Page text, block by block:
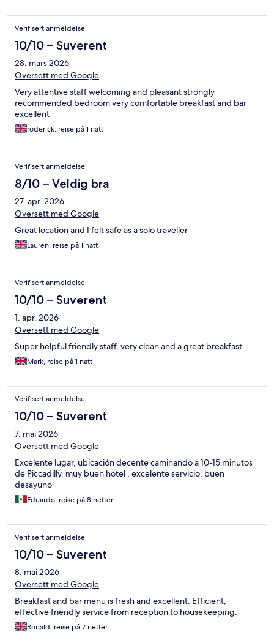
Verifisert anmeldelse
10/10 – Suverent
28. mars 2026
Oversett med Google
Very attentive staff welcoming and pleasant strongly
recommended bedroom very comfortable breakfast and bar
excellent
roderick, reise på 1 natt
Verifisert anmeldelse
8/10 – Veldig bra
27. apr. 2026
Oversett med Google
Great location and I felt safe as a solo traveller
Lauren, reise på 1 natt
Verifisert anmeldelse
10/10 – Suverent
1. apr. 2026
Oversett med Google
Super helpful friendly staff, very clean and a great breakfast
Mark, reise på 1 natt
Verifisert anmeldelse
10/10 – Suverent
7. mai 2026
Oversett med Google
Excelente lugar, ubicación decente caminando a 10-15 minutos
de Piccadilly, muy buen hotel , excelente servicio, buen
desayuno
Eduardo, reise på 8 netter
Verifisert anmeldelse
10/10 – Suverent
8. mai 2026
Oversett med Google
Breakfast and bar menu is fresh and excellent. Efficient,
effective friendly service from reception to housekeeping.
Ronald, reise på 7 netter